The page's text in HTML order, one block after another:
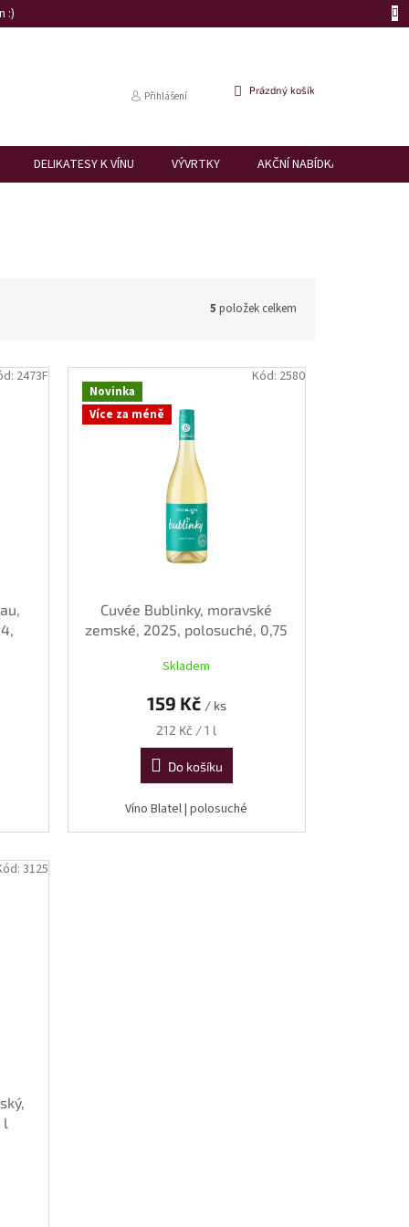
:)
Přihlášení
NÁKUPNÍ
Prázdný košík
DELIKATESY K VÍNU VÝVRTKY AKČNÍ NABÍDKA
5 položek celkem
2473F
Novinka
Více za méně
Cuvée Bublinky, moravské
zemské, 2025, polosuché, 0,75
Skladem
159 Kč / ks
Měrná
cena:
212 Kč / 1 l
Do košíku
Víno Blatel | polosuché
Kód: 2580
l
3125